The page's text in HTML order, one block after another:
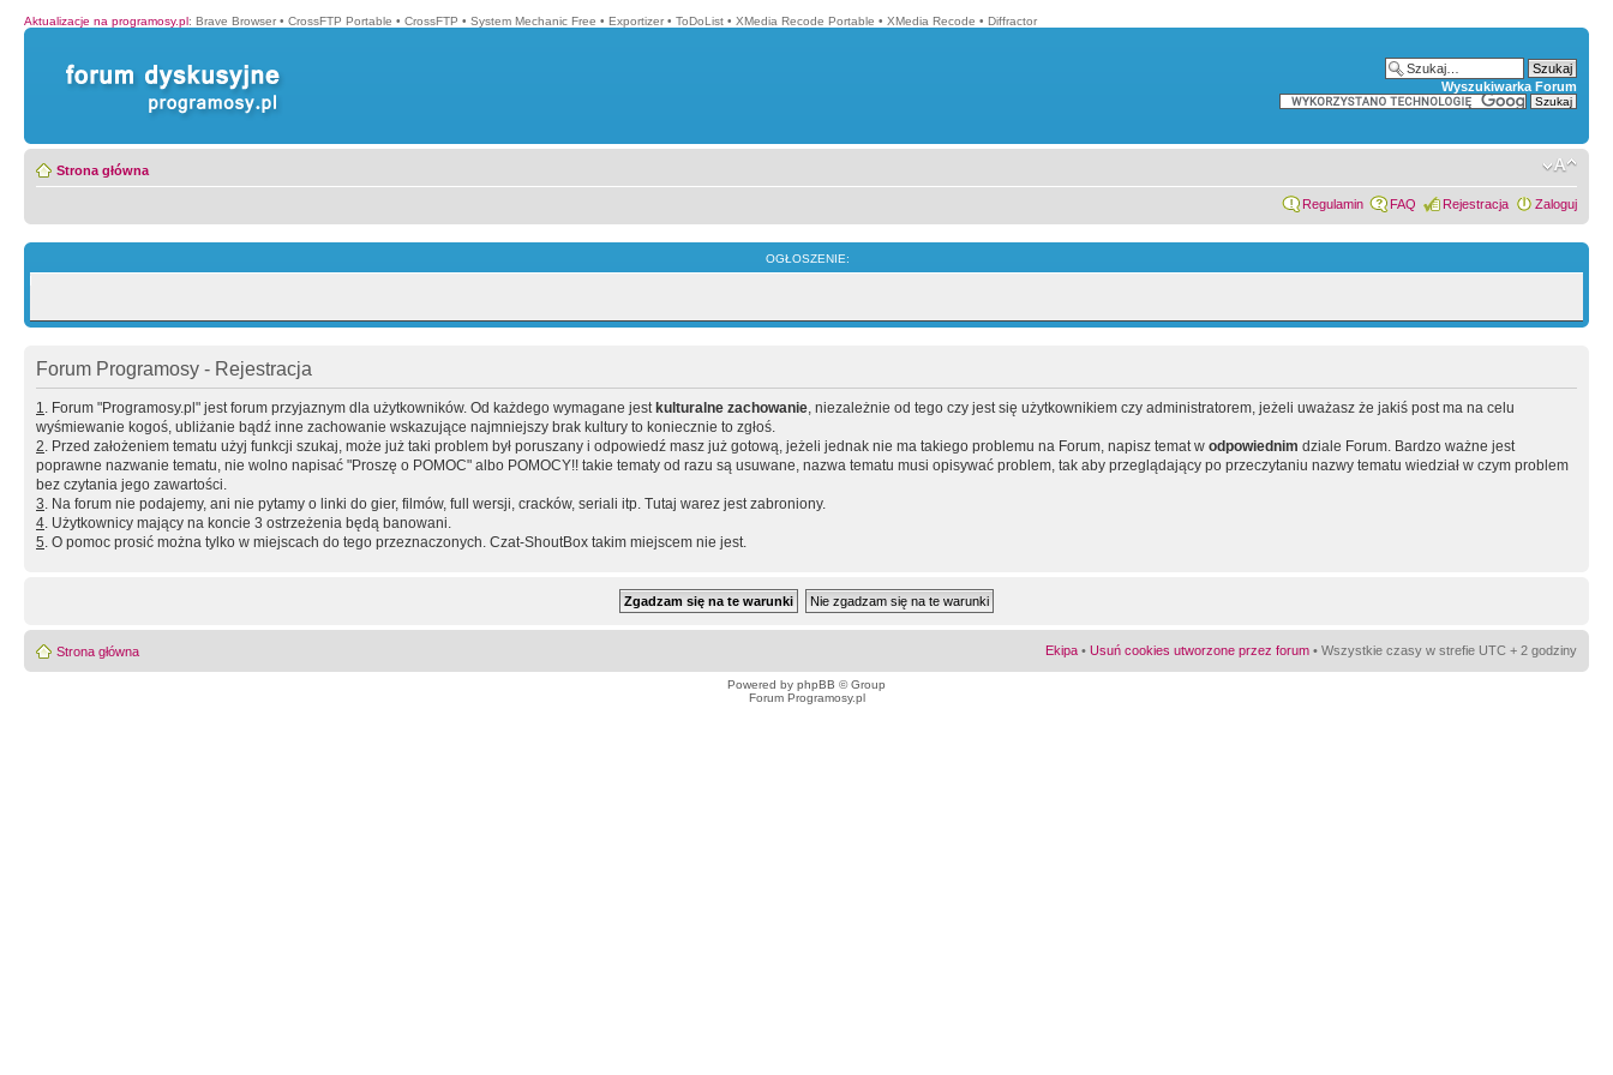
Aktualizacje na programosy.pl: Brave Browser • CrossFTP Portable • CrossFTP • System Mechanic Free • Exportizer • ToDoList • XMedia Recode Portable • XMedia Recode • Diffractor
Wyszukiwarka Forum
Strona główna
Regulamin FAQ Rejestracja Zaloguj
OGŁOSZENIE:
Forum Programosy - Rejestracja
1. Forum "Programosy.pl" jest forum przyjaznym dla użytkowników. Od każdego wymagane jest kulturalne zachowanie, niezależnie od tego czy jest się użytkownikiem czy administratorem, jeżeli uważasz że jakiś post ma na celu
wyśmiewanie kogoś, ubliżanie bądź inne zachowanie wskazujące najmniejszy brak kultury to koniecznie to zgłoś.
2. Przed założeniem tematu użyj funkcji szukaj, może już taki problem był poruszany i odpowiedź masz już gotową, jeżeli jednak nie ma takiego problemu na Forum, napisz temat w odpowiednim dziale Forum. Bardzo ważne jest
poprawne nazwanie tematu, nie wolno napisać "Proszę o POMOC" albo POMOCY!! takie tematy od razu są usuwane, nazwa tematu musi opisywać problem, tak aby przeglądający po przeczytaniu nazwy tematu wiedział w czym problem
bez czytania jego zawartości.
3. Na forum nie podajemy, ani nie pytamy o linki do gier, filmów, full wersji, cracków, seriali itp. Tutaj warez jest zabroniony.
4. Użytkownicy mający na koncie 3 ostrzeżenia będą banowani.
5. O pomoc prosić można tylko w miejscach do tego przeznaczonych. Czat-ShoutBox takim miejscem nie jest.
Strona główna Ekipa • Usuń cookies utworzone przez forum • Wszystkie czasy w strefie UTC + 2 godziny
Powered by phpBB © Group
Forum Programosy.pl